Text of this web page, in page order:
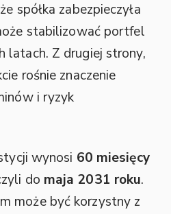
spółka zabezpieczyła
stabilizować portfel
latach. Z drugiej strony,
rośnie znaczenie
i ryzyk
wynosi 60 miesięcy
do maja 2031 roku.
może być korzystny z